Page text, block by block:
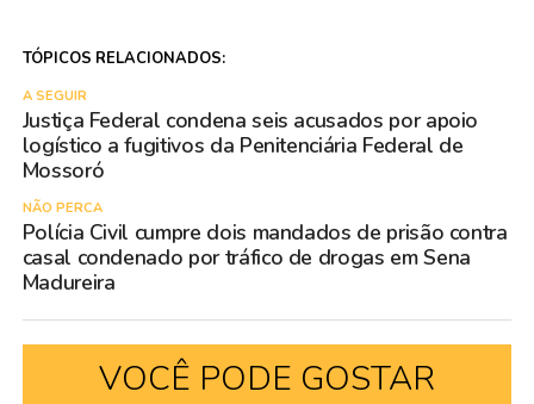
TÓPICOS RELACIONADOS:
A SEGUIR
Justiça Federal condena seis acusados por apoio
logístico a fugitivos da Penitenciária Federal de
Mossoró
NÃO PERCA
Polícia Civil cumpre dois mandados de prisão contra
casal condenado por tráfico de drogas em Sena
Madureira
VOCÊ PODE GOSTAR